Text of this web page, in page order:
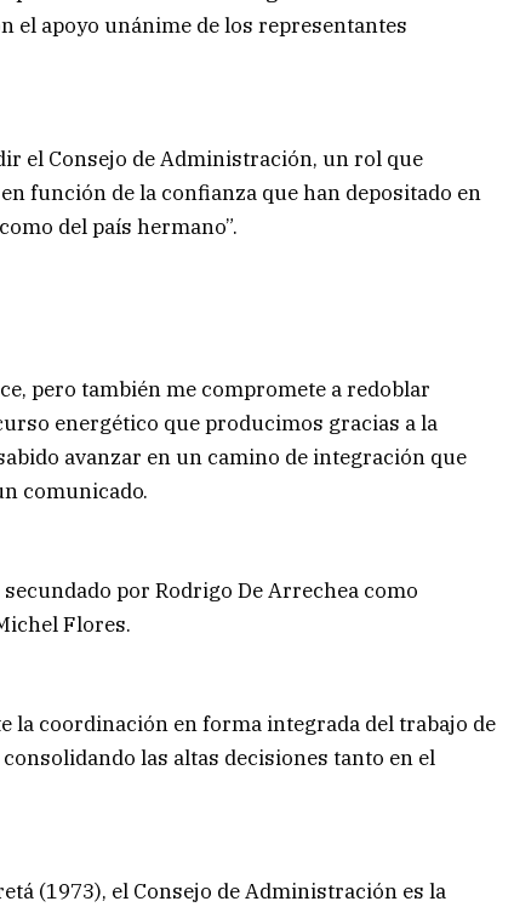
el apoyo unánime de los representantes
el Consejo de Administración, un rol que
función de la confianza que han depositado en
del país hermano”.
pero también me compromete a redoblar
energético que producimos gracias a la
avanzar en un camino de integración que
comunicado.
por Rodrigo De Arrechea como
Flores.
la coordinación en forma integrada del trabajo de
las altas decisiones tanto en el
(1973), el Consejo de Administración es la